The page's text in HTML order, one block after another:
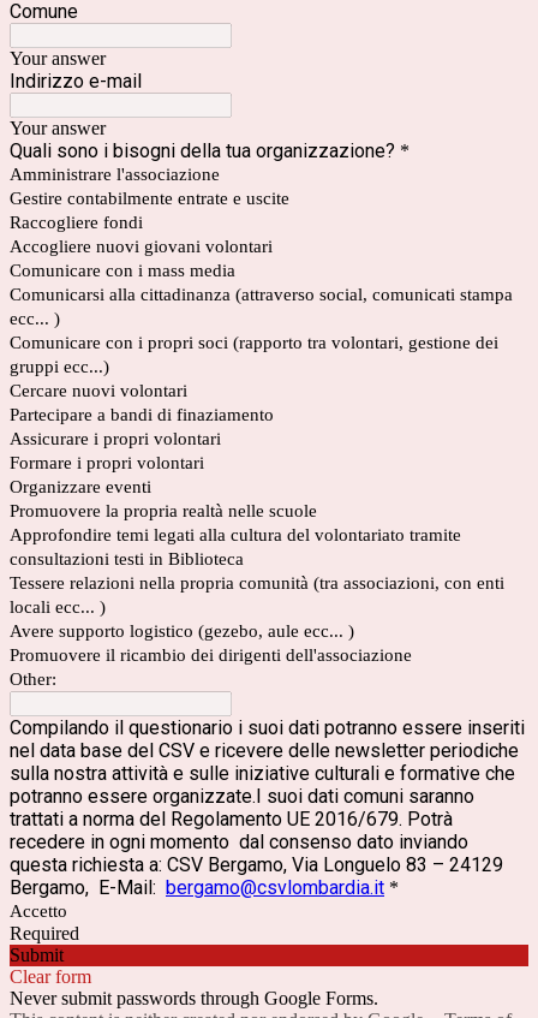
Comune
Your answer
Indirizzo e-mail
Your answer
Quali sono i bisogni della tua organizzazione? *
Amministrare l'associazione
Gestire contabilmente entrate e uscite
Raccogliere fondi
Accogliere nuovi giovani volontari
Comunicare con i mass media
Comunicarsi alla cittadinanza (attraverso social, comunicati stampa
ecc... )
Comunicare con i propri soci (rapporto tra volontari, gestione dei
gruppi ecc...)
Cercare nuovi volontari
Partecipare a bandi di finaziamento
Assicurare i propri volontari
Formare i propri volontari
Organizzare eventi
Promuovere la propria realtà nelle scuole
Approfondire temi legati alla cultura del volontariato tramite
consultazioni testi in Biblioteca
Tessere relazioni nella propria comunità (tra associazioni, con enti
locali ecc... )
Avere supporto logistico (gezebo, aule ecc... )
Promuovere il ricambio dei dirigenti dell'associazione
Other:
Compilando il questionario i suoi dati potranno essere inseriti
nel data base del CSV e ricevere delle newsletter periodiche
sulla nostra attività e sulle iniziative culturali e formative che
potranno essere organizzate.I suoi dati comuni saranno
trattati a norma del Regolamento UE 2016/679. Potrà
recedere in ogni momento dal consenso dato inviando
questa richiesta a: CSV Bergamo, Via Longuelo 83 – 24129
Bergamo, E-Mail: bergamo@csvlombardia.it *
Accetto
Required
Submit
Clear form
Never submit passwords through Google Forms.